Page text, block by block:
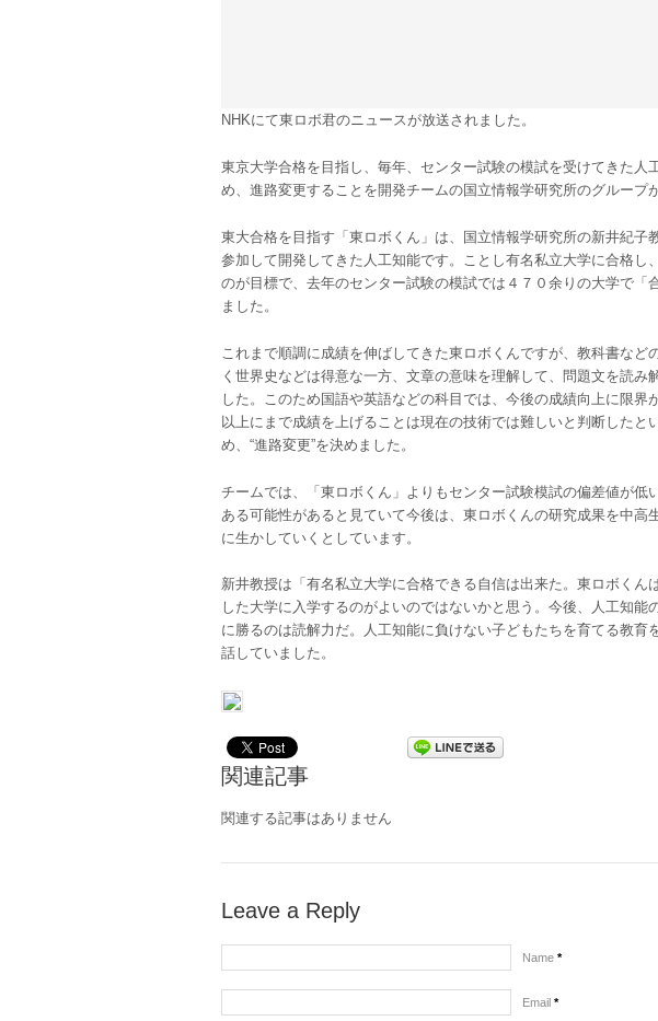
NHKにて東ロボ君のニュースが放送されました。
東京大学合格を目指し、毎年、センター試験の模試を受けてきた人
め、進路変更することを開発チームの国立情報学研究所のグループ
東大合格を目指す「東ロボくん」は、国立情報学研究所の新井紀子
参加して開発してきた人工知能です。ことし有名私立大学に合格し
のが目標で、去年のセンター試験の模試では４７０余りの大学で「
ました。
これまで順調に成績を伸ばしてきた東ロボくんですが、教科書など
く世界史などは得意な一方、文章の意味を理解して、問題文を読
した。このため国語や英語などの科目では、今後の成績向上に限界
以上にまで成績を上げることは現在の技術では難しいと判断したと
め、“進路変更”を決めました。
チームでは、「東ロボくん」よりもセンター試験模試の偏差値が低
ある可能性があると見ていて今後は、東ロボくんの研究成果を中高
に生かしていくとしています。
新井教授は「有名私立大学に合格できる自信は出来た。東ロボくん
した大学に入学するのがよいのではないかと思う。今後、人工知
に勝るのは読解力だ。人工知能に負けない子どもたちを育てる教育
話していました。
関連記事
関連する記事はありません
Leave a Reply
Name *
Email *